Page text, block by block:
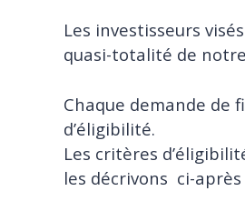
Les investisseurs
quasi-totalité de
Chaque demande de
d’éligibilité.
Les critères
les décrivons ci-après